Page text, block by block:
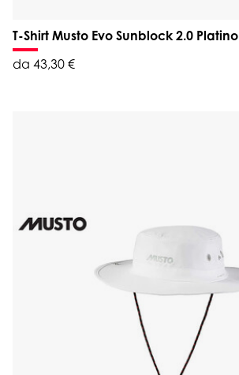
T-Shirt Musto Evo Sunblock 2.0 Platino
da 43,30 €